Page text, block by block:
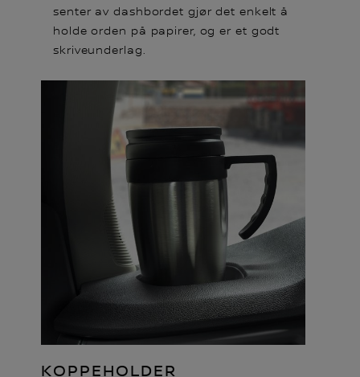
senter av dashbordet gjør det enkelt å
holde orden på papirer, og er et godt
skriveunderlag.
KOPPEHOLDER